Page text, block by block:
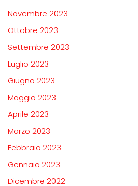
Novembre 2023
Ottobre 2023
Settembre 2023
Luglio 2023
Giugno 2023
Maggio 2023
Aprile 2023
Marzo 2023
Febbraio 2023
Gennaio 2023
Dicembre 2022